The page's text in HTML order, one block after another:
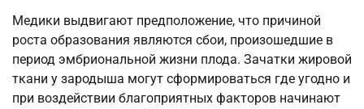
Медики выдвигают предположение, что причиной
роста образования являются сбои, произошедшие в
период эмбриональной жизни плода. Зачатки жировой
ткани у зародыша могут сформироваться где угодно и
при воздействии благоприятных факторов начинают